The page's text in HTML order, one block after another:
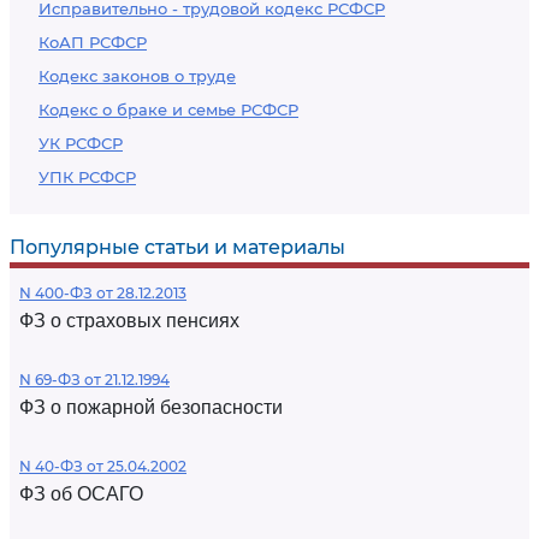
Исправительно - трудовой кодекс РСФСР
КоАП РСФСР
Кодекс законов о труде
Кодекс о браке и семье РСФСР
УК РСФСР
УПК РСФСР
Популярные статьи и материалы
N 400-ФЗ от 28.12.2013
ФЗ о страховых пенсиях
N 69-ФЗ от 21.12.1994
ФЗ о пожарной безопасности
N 40-ФЗ от 25.04.2002
ФЗ об ОСАГО